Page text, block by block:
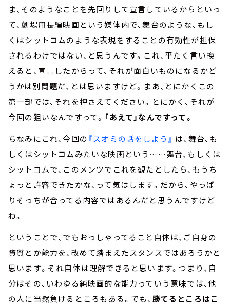
ま、そのようなことを先回りして宣言しているからといっ
て、劇場用長編映画という媒体内で、舞台のような、もし
くはシットコムのような表現をすることの有効性が担保
されるわけではない、と思うんです。これ、平たく言い換
えると、宣言したからって、それが面白いものになるかど
うかは別問題だ、とは思いますけど。まあ、とにかくこの
第一部では、それを押さえてください。とにかく、それが
今回の狙いなんですって。 「あえて」なんですって。
ちなみにこれ、今回の 『スオミの話をしよう』 は、舞台、も
しくはシットコムみたいな映画という……舞台、もしくは
シットコムで、このメンツでこれを観たとしたら、もうち
ょっと許容できたかな、って気はします。だから、やっぱ
りそっちが合ってる内容ではあるんだと思うんですけど
ね。
ということで、でもおっしゃってること自体は、ご自身の
資質とか能力を、改めて踏まえたスタンスではあろうかと
思います。それ自体は理解できると思います。つまり、自
分はその、いわゆる純映画的な能力っていう意味では、他
の人に当然負けるところもある。でも、 勝てるところはこ